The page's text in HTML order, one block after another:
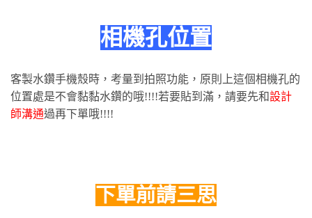
相機孔位置
客製水鑽手機殼時，考量到拍照功能，原則上這個相機孔的
位置處是不會黏黏水鑽的哦!!!!若要貼到滿，請要先和設計
師溝通過再下單哦!!!!
下單前請三思